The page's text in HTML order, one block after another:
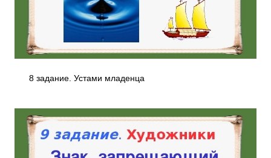
8 задание. Устами младенца